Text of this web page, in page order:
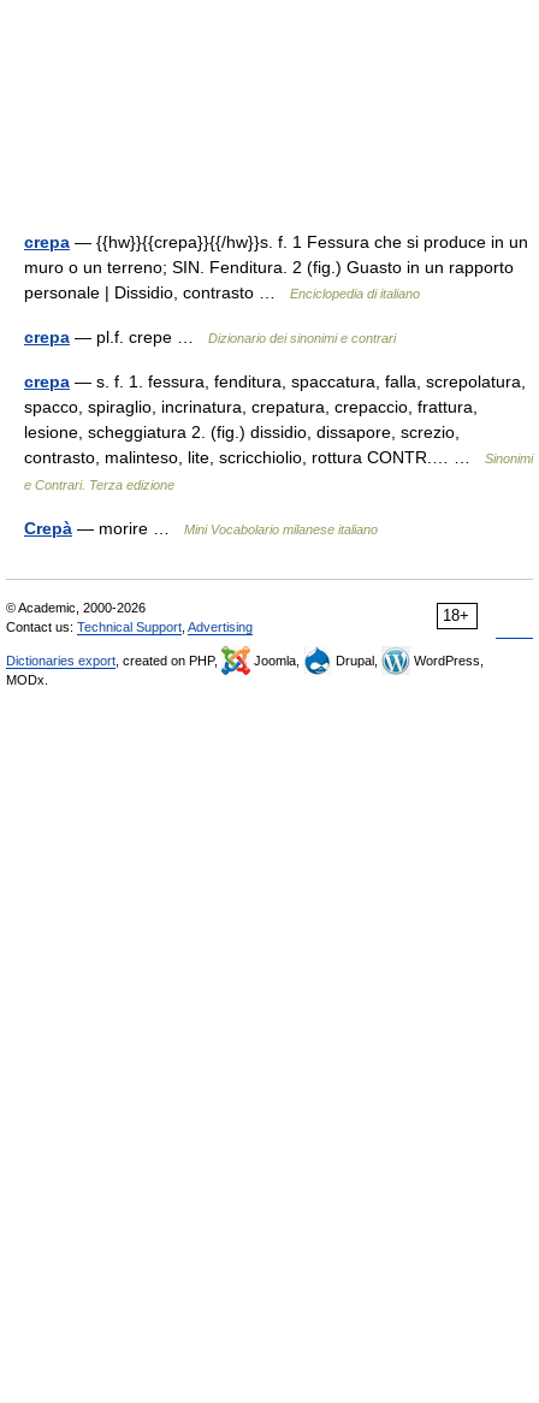
crepa — {{hw}}{{crepa}}{{/hw}}s. f. 1 Fessura che si produce in un
muro o un terreno; SIN. Fenditura. 2 (fig.) Guasto in un rapporto
personale | Dissidio, contrasto …
Enciclopedia di italiano
crepa — pl.f. crepe … Dizionario dei sinonimi e contrari
crepa — s. f. 1. fessura, fenditura, spaccatura, falla, screpolatura,
spacco, spiraglio, incrinatura, crepatura, crepaccio, frattura,
lesione, scheggiatura 2. (fig.) dissidio, dissapore, screzio,
contrasto, malinteso, lite, scricchiolio, rottura CONTR.… …
Sinonimi
e Contrari. Terza edizione
Crepà — morire … Mini Vocabolario milanese italiano
18+
© Academic, 2000-2026
Contact us: Technical Support Advertising
Dictionaries export , created on PHP, Joomla, Drupal,
WordPress,
MODx.